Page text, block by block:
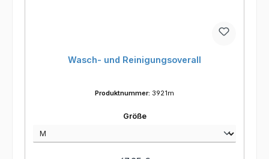
Wasch- und Reinigungsoverall
Produktnummer: 3921m
Größeauswählen